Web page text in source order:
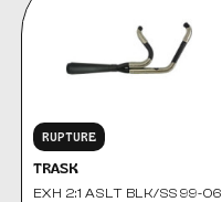
RUPTURE
TRASK
EXH 2:1 ASLT BLK/SS 99-06